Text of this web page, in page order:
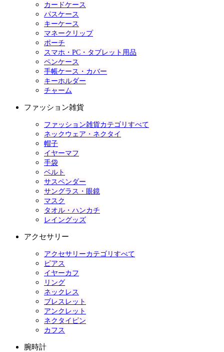
カードケース
パスケース
キーケース
マネークリップ
ポーチ
スマホ・PC・タブレット用品
ペンケース
手帳ケース・カバー
キーホルダー
チャーム
ファッション雑貨
ファッション雑貨カテゴリすべて
ネックウェア・ネクタイ
帽子
イヤーマフ
手袋
ベルト
サスペンダー
サングラス・眼鏡
マスク
タオル・ハンカチ
レイングッズ
アクセサリー
アクセサリーカテゴリすべて
ピアス
イヤーカフ
リング
ネックレス
ブレスレット
アンクレット
ネクタイピン
カフス
腕時計